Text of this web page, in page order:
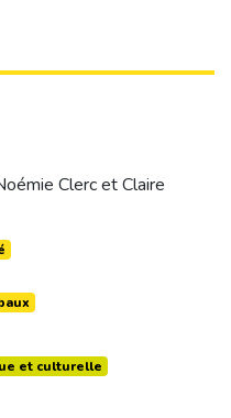
Clerc et Claire
et culturelle